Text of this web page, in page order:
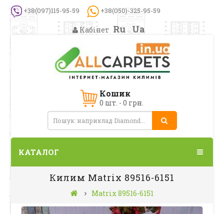
+38(097)115-95-59 +38(050)-325-95-59
Кабінет Ru Ua
Кошик
0 шт. - 0 грн.
КАТАЛОГ
Килим Matrix 89516-6151
Matrix 89516-6151